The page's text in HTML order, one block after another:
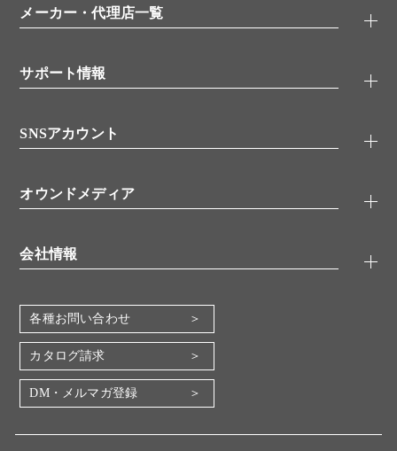
ウェビナー （オンラインセミナー）
学会・展示スケジュール
抗体
シグナル伝達
糖類／レクチン
分子生物
バイオメディカル(環境・食品)
機器・消耗品
メーカー・代理店一覧
代理店
サポート情報
アプリケーションノート
書類ダウンロード
SNSアカウント
YouTube
オウンドメディア
会社情報
会社概要
地図・アクセス（本社）
IR情報
電子公告
各種お問い合わせ
カタログ請求
DM・メルマガ登録